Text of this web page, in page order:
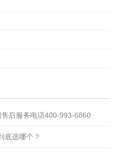
后服务电话400-993-6860
底选哪个？